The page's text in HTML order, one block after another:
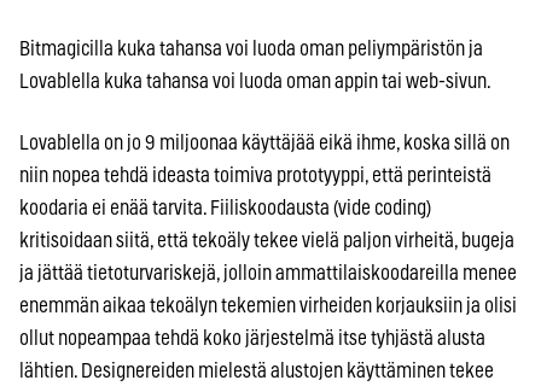
Bitmagicilla kuka tahansa voi luoda oman peliympäristön ja
Lovablella kuka tahansa voi luoda oman appin tai web-sivun.
Lovablella on jo 9 miljoonaa käyttäjää eikä ihme, koska sillä on
niin nopea tehdä ideasta toimiva prototyyppi, että perinteistä
koodaria ei enää tarvita. Fiiliskoodausta (vide coding)
kritisoidaan siitä, että tekoäly tekee vielä paljon virheitä, bugeja
ja jättää tietoturvariskejä, jolloin ammattilaiskoodareilla menee
enemmän aikaa tekoälyn tekemien virheiden korjauksiin ja olisi
ollut nopeampaa tehdä koko järjestelmä itse tyhjästä alusta
lähtien. Designereiden mielestä alustojen käyttäminen tekee